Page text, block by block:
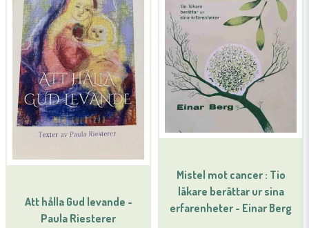
email
Mejladress
Ja, ni får publicera min fråga
Att hålla Gud levande -
Paula Riesterer
Mistel mot cancer : Tio
läkare berättar ur sina
erfarenheter - Einar Berg